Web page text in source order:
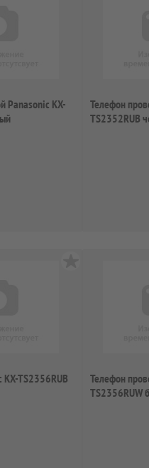
Panasonic KX-
Телефон
TS2352RUB
TS2356RUB
Телефон
TS2356RUW